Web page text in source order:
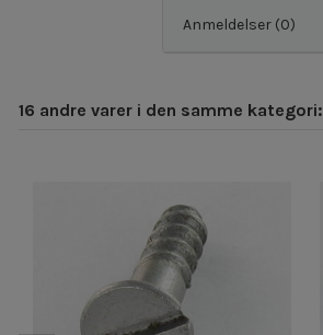
Anmeldelser (0)
16 andre varer i den samme kategori: